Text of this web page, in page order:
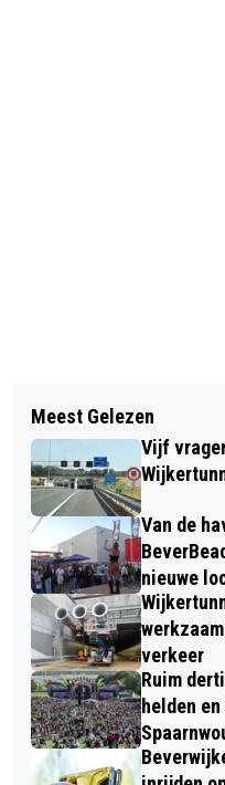
EERSTE
CRUISESCHIP IN
IEDERE
Meest Gelezen
Vijf
Van de
nieuwe
verkeer
Ruim
helden